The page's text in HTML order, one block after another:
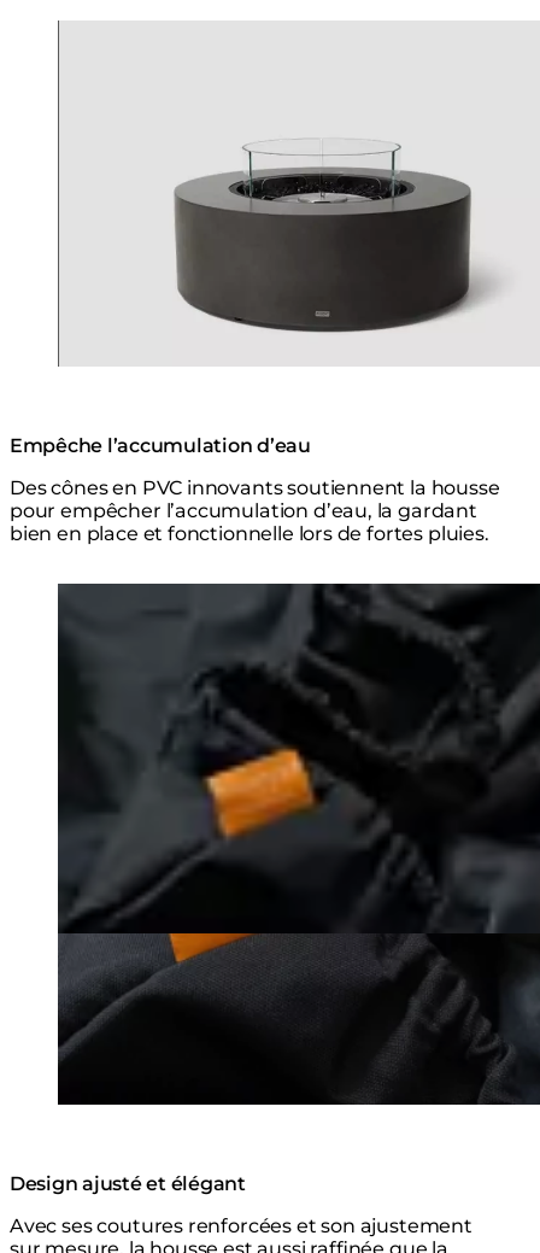
Empêche l’accumulation d’eau
Des cônes en PVC innovants soutiennent la housse
pour empêcher l’accumulation d’eau, la gardant
bien en place et fonctionnelle lors de fortes pluies.
Design ajusté et élégant
Avec ses coutures renforcées et son ajustement